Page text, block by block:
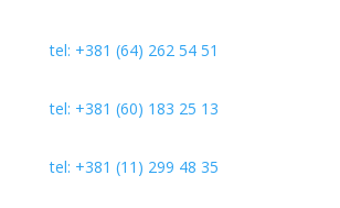
tel: +381 (64) 262 54 51
tel: +381 (60) 183 25 13
tel: +381 (11) 299 48 35